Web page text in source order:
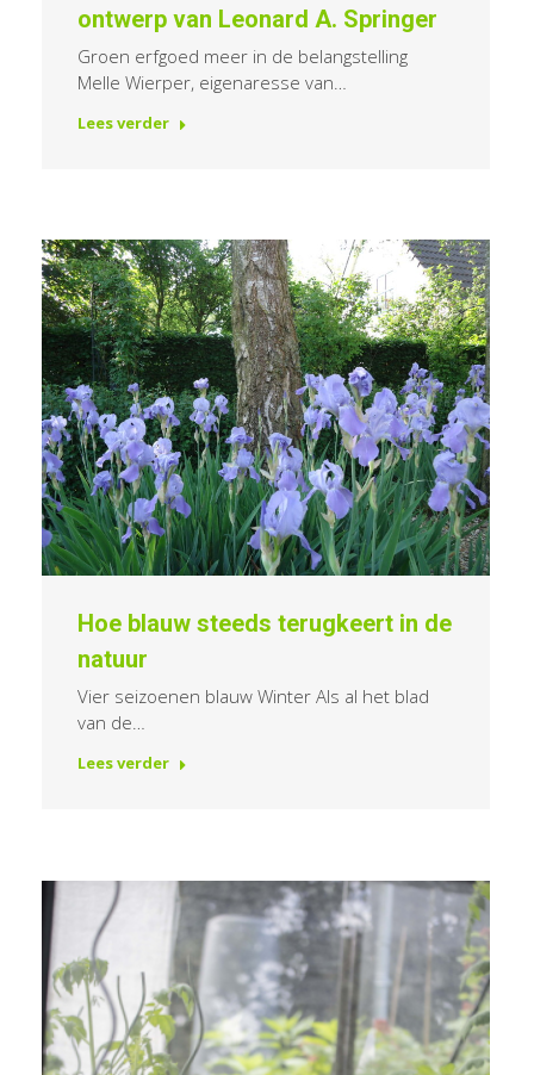
ontwerp van Leonard A. Springer
Groen erfgoed meer in de belangstelling
Melle Wierper, eigenaresse van…
Lees verder
Hoe blauw steeds terugkeert in de
natuur
Vier seizoenen blauw Winter Als al het blad
van de…
Lees verder